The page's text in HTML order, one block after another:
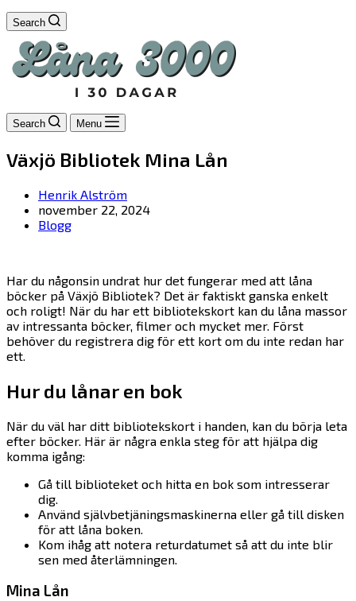
Search
Search Menu
Växjö Bibliotek Mina Lån
Henrik Alström
november 22, 2024
Blogg
Har du någonsin undrat hur det fungerar med att låna
böcker på Växjö Bibliotek? Det är faktiskt ganska enkelt
och roligt! När du har ett bibliotekskort kan du låna massor
av intressanta böcker, filmer och mycket mer. Först
behöver du registrera dig för ett kort om du inte redan har
ett.
Hur du lånar en bok
När du väl har ditt bibliotekskort i handen, kan du börja leta
efter böcker. Här är några enkla steg för att hjälpa dig
komma igång:
Gå till biblioteket och hitta en bok som intresserar
dig.
Använd självbetjäningsmaskinerna eller gå till disken
för att låna boken.
Kom ihåg att notera returdatumet så att du inte blir
sen med återlämningen.
Mina Lån